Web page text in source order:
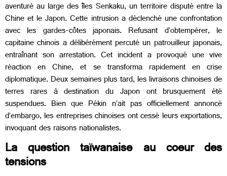
aventuré au large des îles Senkaku, un territoire disputé entre la
Chine et le Japon. Cette intrusion a déclenché une confrontation
avec les gardes-côtes japonais. Refusant d’obtempérer, le
capitaine chinois a délibérément percuté un patrouilleur japonais,
entraînant son arrestation. Cet incident a provoqué une vive
réaction en Chine, et se transforma rapidement en crise
diplomatique. Deux semaines plus tard, les livraisons chinoises de
terres rares à destination du Japon ont brusquement été
suspendues. Bien que Pékin n’ait pas officiellement annoncé
d’embargo, les entreprises chinoises ont cessé leurs exportations,
invoquant des raisons nationalistes.
La question taïwanaise au coeur des
tensions